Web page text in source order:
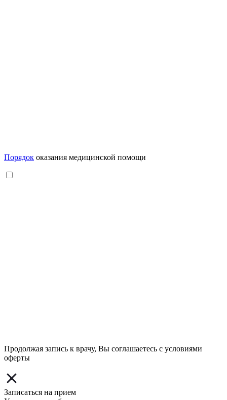
Порядок оказания медицинской помощи
Продолжая запись к врачу, Вы соглашаетесь с условиями
оферты
Записаться на прием